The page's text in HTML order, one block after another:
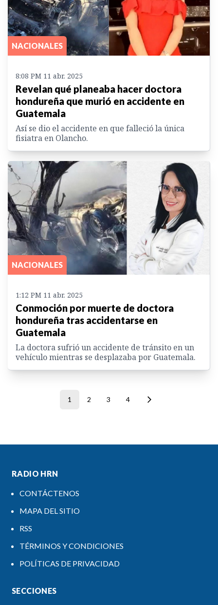
NACIONALES
8:08 PM 11 abr. 2025
Revelan qué planeaba hacer doctora
hondureña que murió en accidente en
Guatemala
Así se dio el accidente en que falleció la única
fisiatra en Olancho.
NACIONALES
1:12 PM 11 abr. 2025
Conmoción por muerte de doctora
hondureña tras accidentarse en
Guatemala
La doctora sufrió un accidente de tránsito en un
vehículo mientras se desplazaba por Guatemala.
1 2 3 4
RADIO HRN
CONTÁCTENOS
MAPA DEL SITIO
RSS
TÉRMINOS Y CONDICIONES
POLÍTICAS DE PRIVACIDAD
SECCIONES